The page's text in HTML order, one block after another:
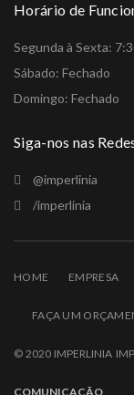
Horário de
Segunda à Sexta:
Sábado: Fechado
Domingo: Fechado
Siga-nos nas
@imperlinia
/imperlinia
HOME EMPRESA
FAÇA UM
© 2020 IMPERLINIA
COMUNICAÇÃO